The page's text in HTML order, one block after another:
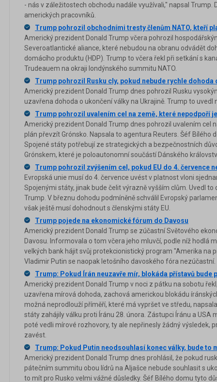
- nás v záležitostech obchodu nadále využívali," napsal Trump.
amerických pracovníků.
Trump pohrozil obchodními tresty členům NATO, kteří
Americký prezident Donald Trump včera pohrozil
Severoatlantické aliance, které nebudou na obranu odvádět
domácího produktu (HDP). Trump to včera řekl při setkání s
Trudeauem na okraji londýnského summitu NATO.
Trump pohrozil Rusku cly, pokud nebude rychle dohoda
Americký prezident Donald Trump dnes pohrozil Rusku
uzavřena dohoda o ukončení války na Ukrajině. Trump to uvedl
Trump pohrozil uvalením cel na země, které nepodpoří
Americký prezident Donald Trump dnes pohrozil uvalením cel
plán převzít Grónsko. Napsala to agentura Reuters. Šéf Bílého
Spojené státy potřebují ze strategických a bezpečnostních
Grónskem, které je poloautonomní součástí Dánského
Trump pohrozil zvýšením cel, pokud EU do 4. července
Evropská unie musí do 4. července uvést v platnost vloni
Spojenými státy, jinak bude čelit výrazně vyšším clům. Uvedl
Trump. V březnu dohodu podmíněně schválil Evropský
však ještě musí dohodnout s členskými státy EU.
Trump pojede na ekonomické fórum do Davosu
Americký prezident Donald Trump se zúčastní Světového
Davosu. Informovala o tom včera jeho mluvčí, podle níž hodlá
velkých bank hájit svůj protekcionistický program "Amerika na
Vladimir Putin se naopak letošního davoského fóra nezúčastní.
Trump: Pokud Írán neuzavře mír, blokáda přístavů bude
Americký prezident Donald Trump v noci z pátku na sobotu
uzavřena mírová dohoda, zachová americkou blokádu
možná neprodlouží příměří, které má vypršet ve středu,
státy zahájily válku proti Íránu 28. února. Zástupci Íránu a USA
poté vedli mírové rozhovory, ty ale nepřinesly žádný výsledek,
zavést.
Trump: Pokud Putin neodsouhlasí konec války, bude to
Americký prezident Donald Trump dnes prohlásil, že pokud
pátečním summitu obou lídrů na Aljašce nebude souhlasit s
to mít pro Rusko velmi vážné důsledky. Šéf Bílého domu tyto